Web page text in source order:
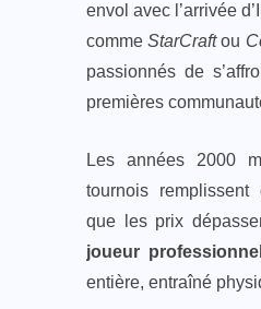
envol avec l’arrivée
commeStarCraftou
passionnés de
premières
Les années 2000
tournois
que les prix
joueur professionnel
entière, entraîné